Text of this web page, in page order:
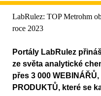
LabRulez: TOP Metrohm
roce 2023
Portály LabRulez
ze světa analytické
přes 3 000
PRODUKTŮ, které se